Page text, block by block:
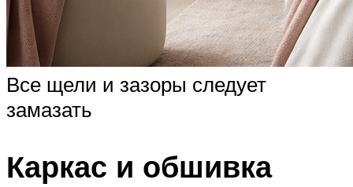
Все щели и зазоры следует
замазать
Каркас и обшивка